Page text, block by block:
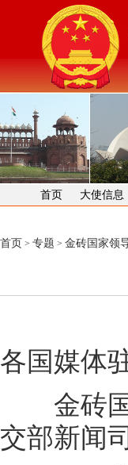
首页 大使信息
首页 > 专题 > 金砖国家领
各国媒体
金砖国
交部新闻